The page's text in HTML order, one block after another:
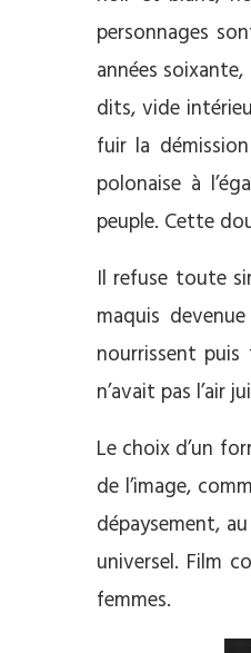
personnages
années
dits, vide
fuir la
polonaise à
peuple. Cette
Il refuse toute
maquis
nourrissent
n’avait pas l’air
Le choix d’un
de l’image,
dépaysement,
universel. Film
femmes.